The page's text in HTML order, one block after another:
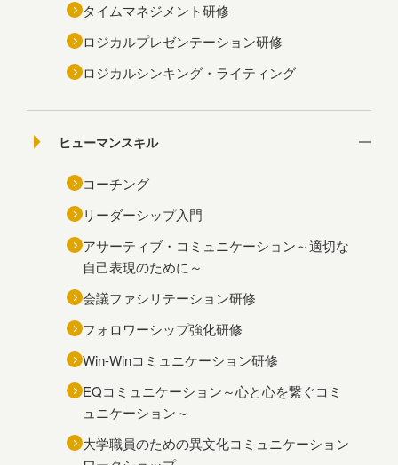
タイムマネジメント研修
ロジカルプレゼンテーション研修
ロジカルシンキング・ライティング
ヒューマンスキル
コーチング
リーダーシップ入門
アサーティブ・コミュニケーション～適切な
自己表現のために～
会議ファシリテーション研修
フォロワーシップ強化研修
Win-Winコミュニケーション研修
EQコミュニケーション～心と心を繋ぐコミ
ュニケーション～
大学職員のための異文化コミュニケーション